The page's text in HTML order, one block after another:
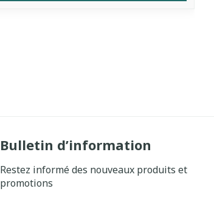
Bulletin d’information
Restez informé des nouveaux produits et
promotions